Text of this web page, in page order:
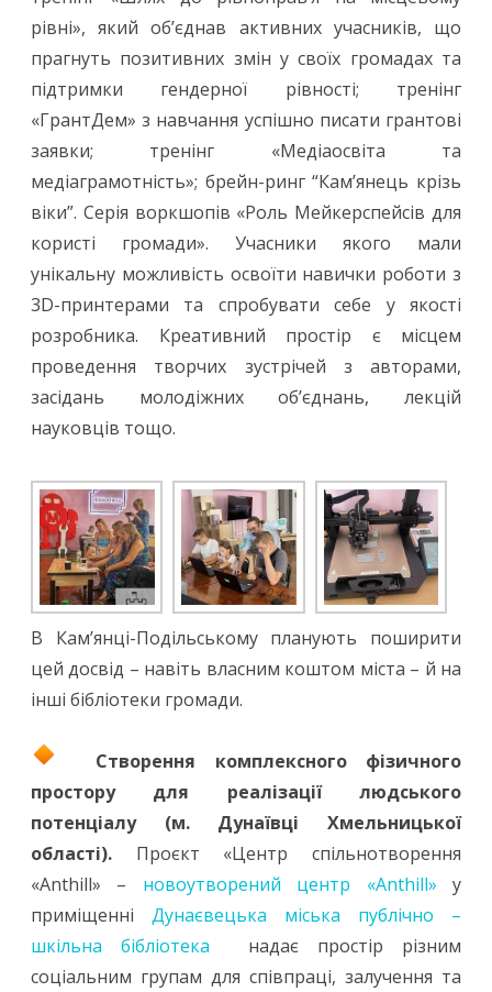
рівні», який об’єднав активних учасників, що
прагнуть позитивних змін у своїх громадах та
підтримки гендерної рівності; тренінг
«ГрантДем» з навчання успішно писати грантові
заявки; тренінг «Медіаосвіта та
медіаграмотність»; брейн-ринг “Кам’янець крізь
віки”. Серія воркшопів «Роль Мейкерспейсів для
користі громади». Учасники якого мали
унікальну можливість освоїти навички роботи з
3D-принтерами та спробувати себе у якості
розробника. Креативний простір є місцем
проведення творчих зустрічей з авторами,
засідань молодіжних об’єднань, лекцій
науковців тощо.
В Кам’янці-Подільському планують поширити
цей досвід – навіть власним коштом міста – й на
інші бібліотеки громади.
Створення комплексного фізичного
простору для реалізації людського
потенціалу (м. Дунаївці Хмельницької
області). Проєкт «Центр спільнотворення
«Anthill» – новоутворений центр «Anthill» у
приміщенні Дунаєвецька міська публічно –
шкільна бібліотека надає простір різним
соціальним групам для співпраці, залучення та